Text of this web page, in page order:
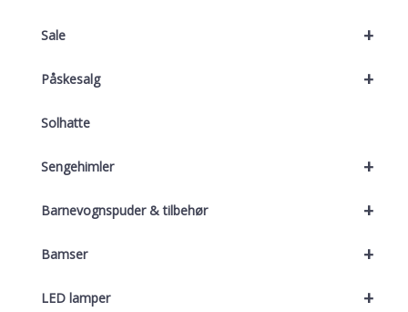
+
Sale
+
Påskesalg
Solhatte
+
Sengehimler
+
Barnevognspuder & tilbehør
+
Bamser
+
LED lamper